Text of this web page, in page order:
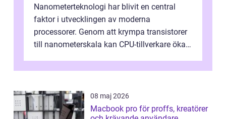
Nanometerteknologi har blivit en central
faktor i utvecklingen av moderna
processorer. Genom att krympa transistorer
till nanometerskala kan CPU-tillverkare öka
08 maj 2026
Macbook pro för proffs, kreatörer